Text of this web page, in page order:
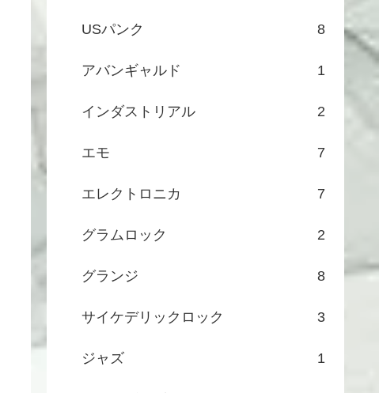
USパンク 8
アバンギャルド 1
インダストリアル 2
エモ 7
エレクトロニカ 7
グラムロック 2
グランジ 8
サイケデリックロック 3
ジャズ 1